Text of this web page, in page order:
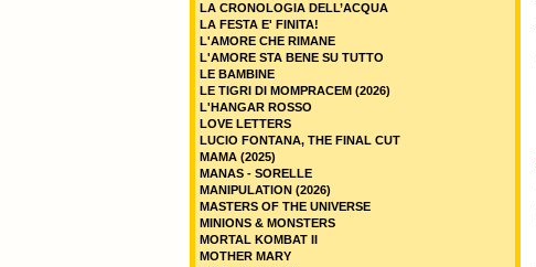
LA CRONOLOGIA DELL’ACQUA
LA FESTA E' FINITA!
L'AMORE CHE RIMANE
L'AMORE STA BENE SU TUTTO
LE BAMBINE
LE TIGRI DI MOMPRACEM (2026)
L'HANGAR ROSSO
LOVE LETTERS
LUCIO FONTANA, THE FINAL CUT
MAMA (2025)
MANAS - SORELLE
MANIPULATION (2026)
MASTERS OF THE UNIVERSE
MINIONS & MONSTERS
MORTAL KOMBAT II
MOTHER MARY